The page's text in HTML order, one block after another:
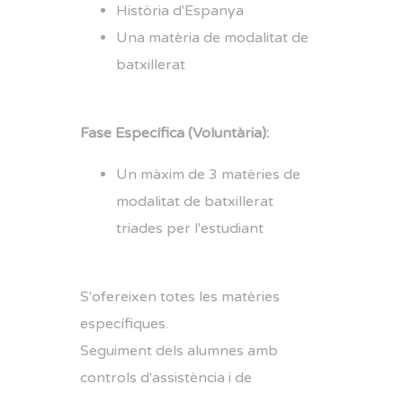
Història d'Espanya
Una matèria de modalitat de
batxillerat
Fase Específica (Voluntària):
Un màxim de 3 matèries de
modalitat de batxillerat
triades per l'estudiant
S'ofereixen totes les matèries
específiques.
Seguiment dels alumnes amb
controls d'assistència i de